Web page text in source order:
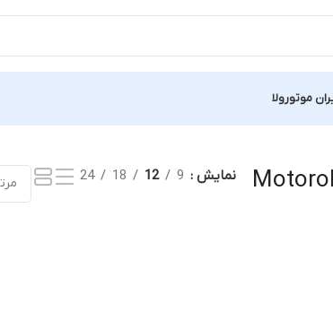
موتورولا
نمایش 9
12
18
24